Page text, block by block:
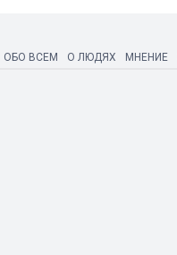
ОБО ВСЕМ О ЛЮДЯХ МНЕНИЕ